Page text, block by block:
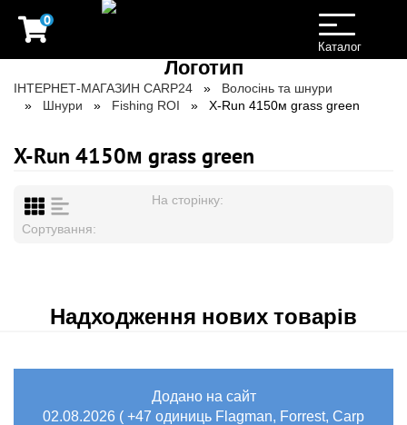
0
Toggle
navigation
Каталог
ІНТЕРНЕТ-МАГАЗИН CARP24
Волосінь та шнури
Шнури
Fishing ROI X-Run 4150м grass green
X-Run 4150м grass green
На сторінку:
Сортування:
Надходження нових товарів
Додано на сайт
02.08.2026 ( +47 одиниць Flagman, Forrest, Carp